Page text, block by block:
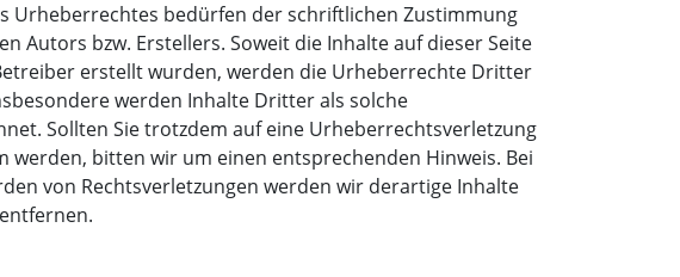
Urheberrechtes bedürfen der schriftlichen Zustimmung
Autors bzw. Erstellers. Soweit die Inhalte auf dieser Seite
erstellt wurden, werden die Urheberrechte Dritter
werden Inhalte Dritter als solche
Sollten Sie trotzdem auf eine Urheberrechtsverletzung
werden, bitten wir um einen entsprechenden Hinweis. Bei
von Rechtsverletzungen werden wir derartige Inhalte